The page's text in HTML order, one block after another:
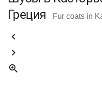
Греция
Fur coats in


